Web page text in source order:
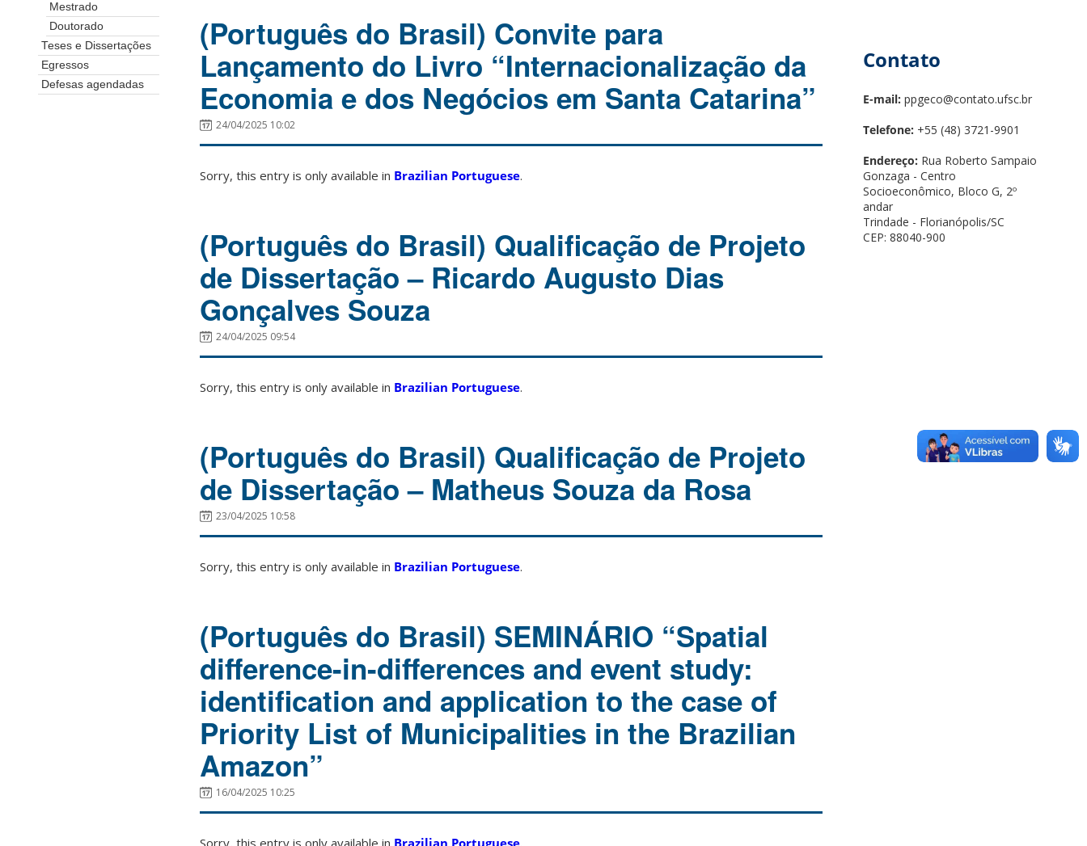
Mestrado
Doutorado
Teses e Dissertações
Egressos
Defesas agendadas
(Português do Brasil) Convite para
Lançamento do Livro “Internacionalização da
Economia e dos Negócios em Santa Catarina”
24/04/2025 10:02
Sorry, this entry is only available in Brazilian Portuguese.
(Português do Brasil) Qualificação de Projeto
de Dissertação – Ricardo Augusto Dias
Gonçalves Souza
24/04/2025 09:54
Sorry, this entry is only available in Brazilian Portuguese.
(Português do Brasil) Qualificação de Projeto
de Dissertação – Matheus Souza da Rosa
23/04/2025 10:58
Sorry, this entry is only available in Brazilian Portuguese.
(Português do Brasil) SEMINÁRIO “Spatial
difference-in-differences and event study:
identification and application to the case of
Priority List of Municipalities in the Brazilian
Amazon”
16/04/2025 10:25
Contato
E-mail: ppgeco@contato.ufsc.br
Telefone: +55 (48) 3721-9901
Endereço: Rua Roberto Sampaio
Gonzaga - Centro
Socioeconômico, Bloco G, 2º
andar
Trindade - Florianópolis/SC
CEP: 88040-900